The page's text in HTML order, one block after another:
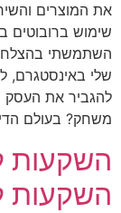
את המוצרים
שימוש ברובוטים
השתמשתי
שלי באינסטגרם,
משחק? בעולם
השקעות
השקעות